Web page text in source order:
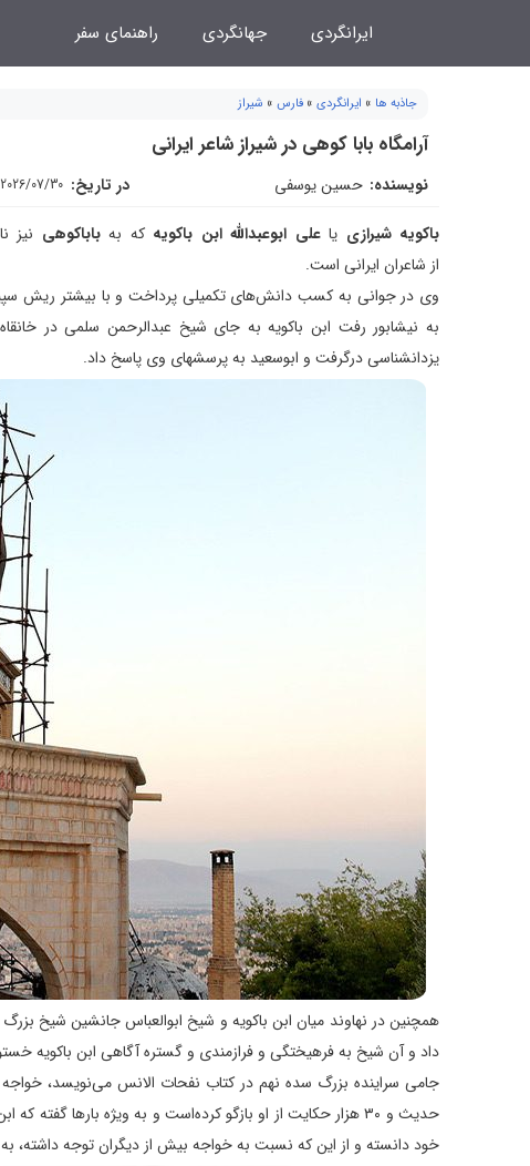
ایرانگردی جهانگردی راهنمای سفر
جاذبه ها » ایرانگردی » فارس » شیراز
آرامگاه بابا کوهی در شیراز شاعر ایرانی
نویسنده: حسین یوسفی در تاریخ: 2026/07/30
باکویه شیرازی یاعلی ابوعبدالله ابن باکویه که بهباباکوهی
از شاعران ایرانی است.
وی در جوانی به کسب دانش‌های تکمیلی پرداخت و با بیشتر ریش
به نیشابور رفت ابن باکویه به جای شیخ عبدالرحمن سلمی در
یزدانشناسی درگرفت و ابوسعید به پرسشهای وی پاسخ داد.
همچنین در نهاوند میان ابن باکویه و شیخ ابوالعباس جانشین شیخ
داد و آن شیخ به فرهیختگی و فرازمندی و گستره آگاهی ابن باکویه
حدیث و ۳۰ هزار حکایت از او بازگو کرده‌است و به ویژه بارها
خود دانسته و از این که نسبت به خواجه بیش از دیگران توجه داشته،